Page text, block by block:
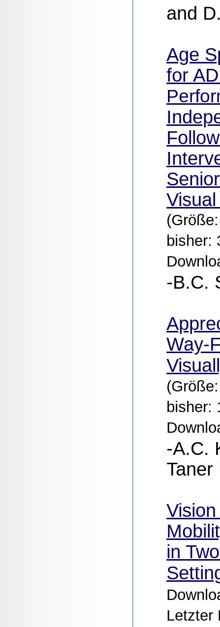
and
Age
for
bisher:
-B.C.
Way-
bisher:
-A.C.
Taner
in
Letzter